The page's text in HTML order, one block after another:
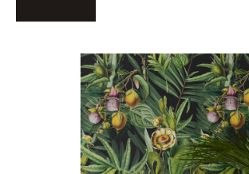
Bildergalerie überspringen